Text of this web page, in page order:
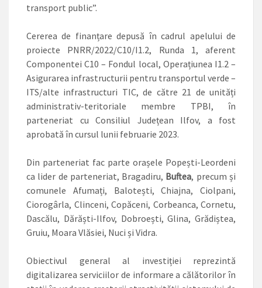
transport public”.
Cererea de finanțare depusă în cadrul apelului de
proiecte PNRR/2022/C10/I1.2, Runda 1, aferent
Componentei C10 – Fondul local, Operațiunea I1.2 –
Asigurarea infrastructurii pentru transportul verde –
ITS/alte infrastructuri TIC, de către 21 de unități
administrativ-teritoriale membre TPBI, în
parteneriat cu Consiliul Județean Ilfov, a fost
aprobată în cursul lunii februarie 2023.
Din parteneriat fac parte orașele Popești-Leordeni
ca lider de parteneriat, Bragadiru, Buftea, precum și
comunele Afumați, Balotești, Chiajna, Ciolpani,
Ciorogârla, Clinceni, Copăceni, Corbeanca, Cornetu,
Dascălu, Dărăști-Ilfov, Dobroești, Glina, Grădiștea,
Gruiu, Moara Vlăsiei, Nuci și Vidra.
Obiectivul general al investiției reprezintă
digitalizarea serviciilor de informare a călătorilor în